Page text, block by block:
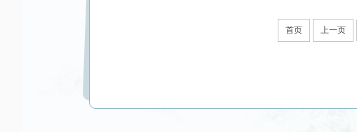
首页 上一页